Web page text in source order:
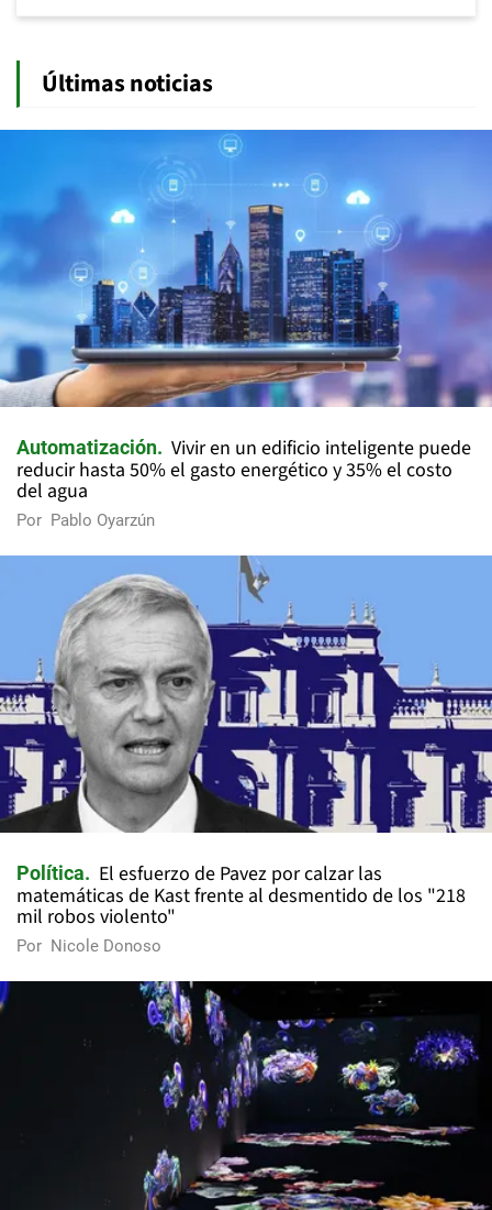
Últimas noticias
Automatización
Vivir en un edificio inteligente puede
reducir hasta 50% el gasto energético y 35% el costo
del agua
Por Pablo Oyarzún
Política
El esfuerzo de Pavez por calzar las
matemáticas de Kast frente al desmentido de los "218
mil robos violento"
Por Nicole Donoso